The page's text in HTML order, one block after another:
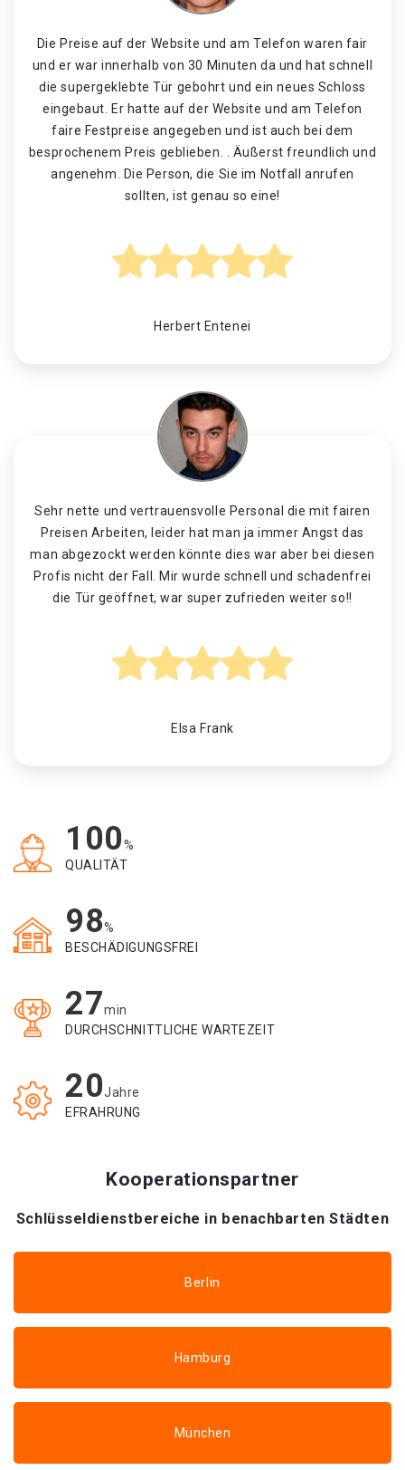
Die Preise auf der Website und am Telefon waren fair
und er war innerhalb von 30 Minuten da und hat schnell
die supergeklebte Tür gebohrt und ein neues Schloss
eingebaut. Er hatte auf der Website und am Telefon
faire Festpreise angegeben und ist auch bei dem
besprochenem Preis geblieben. . Äußerst freundlich und
angenehm. Die Person, die Sie im Notfall anrufen
sollten, ist genau so eine!
Herbert Entenei
Sehr nette und vertrauensvolle Personal die mit fairen
Preisen Arbeiten, leider hat man ja immer Angst das
man abgezockt werden könnte dies war aber bei diesen
Profis nicht der Fall. Mir wurde schnell und schadenfrei
die Tür geöffnet, war super zufrieden weiter so!!
Elsa Frank
100%
QUALITÄT
98%
BESCHÄDIGUNGSFREI
27min
DURCHSCHNITTLICHE WARTEZEIT
20Jahre
EFRAHRUNG
Kooperationspartner
Schlüsseldienstbereiche in benachbarten Städten
Berlin
Hamburg
München